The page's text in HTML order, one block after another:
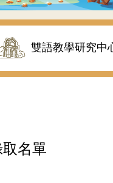
雙語教學研究中
名單